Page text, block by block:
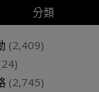
分類
(2,409)
(2,745)